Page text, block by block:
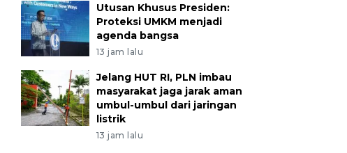
Utusan Khusus Presiden:
Proteksi UMKM menjadi
agenda bangsa
13 jam lalu
Jelang HUT RI, PLN imbau
masyarakat jaga jarak aman
umbul-umbul dari jaringan
listrik
13 jam lalu